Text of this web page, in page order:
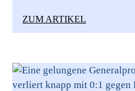
ZUM ARTIKEL